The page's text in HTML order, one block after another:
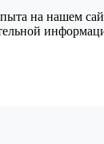
на нашем